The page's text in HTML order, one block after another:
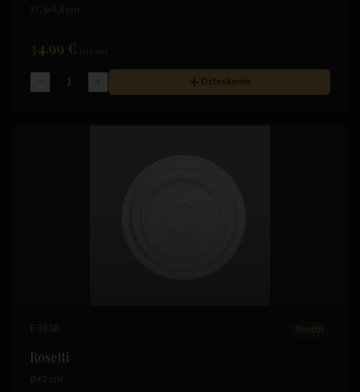
37,5x4,6 cm
34.99 €
Ostoskoriin
B3038 Rosetit
Rosetti
Ø 62 cm